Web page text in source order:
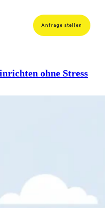
Anfrage stellen
ohne Stress